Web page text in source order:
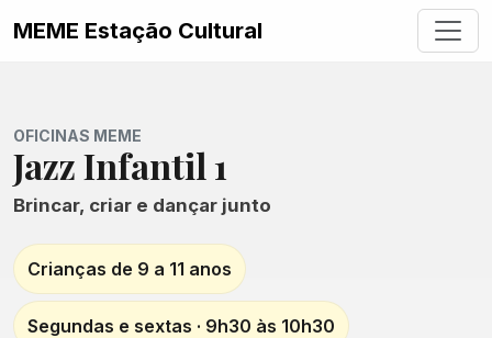
MEME Estação Cultural
OFICINAS MEME
Jazz Infantil 1
Brincar, criar e dançar junto
Crianças de 9 a 11 anos
Segundas e sextas · 9h30 às 10h30